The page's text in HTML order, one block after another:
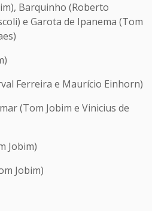
Barquinho (Roberto
e Garota de Ipanema (Tom
Ferreira e Maurício Einhorn)
(Tom Jobim e Vinicius de
Jobim)
Jobim)